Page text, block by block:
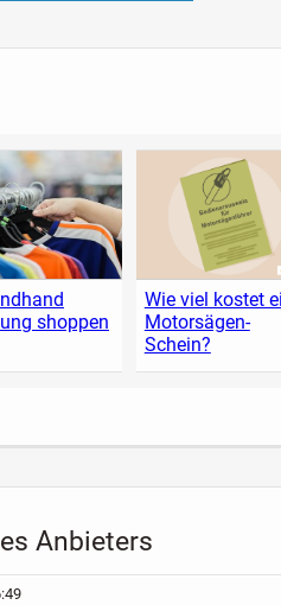
shoppen
Wie viel kostet
Motorsägen-
Schein?
Anbieters